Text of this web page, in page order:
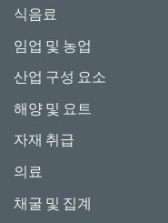
식음료
임업 및 농업
산업 구성 요소
해양 및 요트
자재 취급
의료
채굴 및 집계